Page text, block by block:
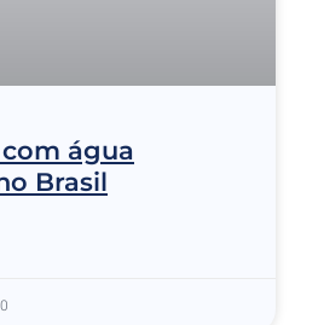
água
Brasil